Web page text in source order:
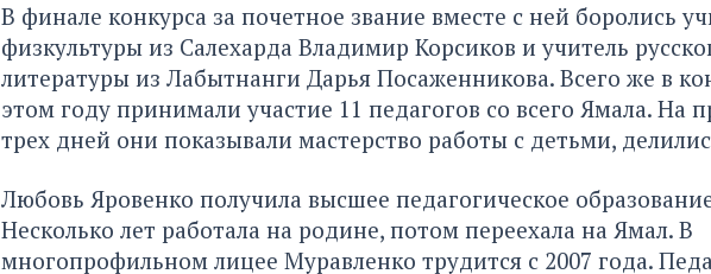
В финале конкурса за почетное звание вместе с ней боролись
физкультуры из Салехарда Владимир Корсиков и учитель
литературы из Лабытнанги Дарья Посаженникова. Всего же в
этом году принимали участие 11 педагогов со всего Ямала. На
трех дней они показывали мастерство работы с детьми,
Любовь Яровенко получила высшее педагогическое
Несколько лет работала на родине, потом переехала на Ямал. В
многопрофильном лицее Муравленко трудится с 2007 года.